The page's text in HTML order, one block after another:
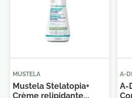
MUSTELA
Mustela Stelatopia+
Crème relipidante...
A-
A-
Je consens également à recevoir les
promotionnelles. Consultez notre